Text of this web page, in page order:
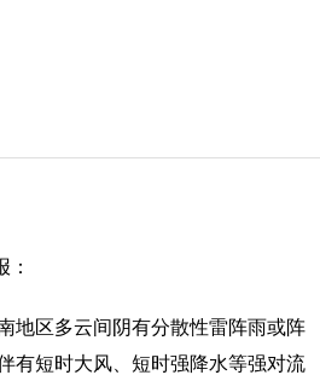
地区多云间阴有分散性雷阵雨或阵
有短时大风、短时强降水等强对流